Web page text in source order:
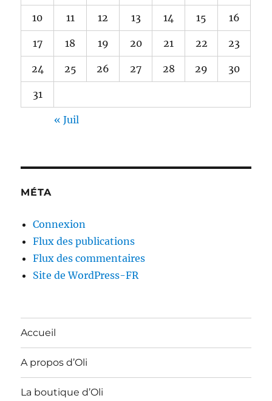
10 11 12 13 14 15 16
17 18 19 20 21 22 23
24 25 26 27 28 29 30
31
« Juil
MÉTA
Connexion
Flux des publications
Flux des commentaires
Site de WordPress-FR
Accueil
A propos d’Oli
La boutique d’Oli